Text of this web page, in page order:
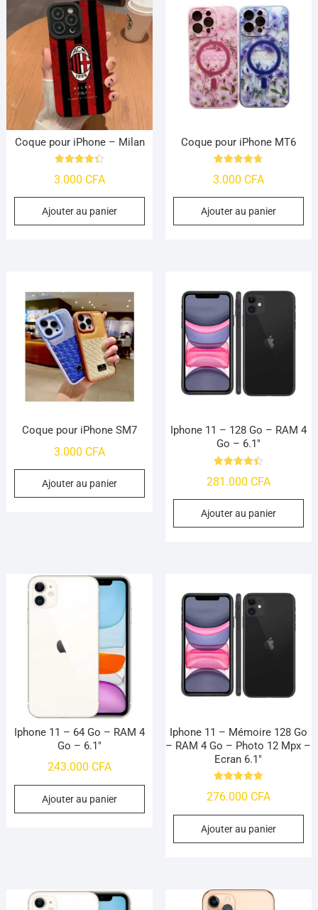
Coque pour iPhone – Milan
4.39
3.000 CFA
Ajouter au panier
Coque pour iPhone MT6
4.78
3.000 CFA
Ajouter au panier
Coque pour iPhone SM7
3.000 CFA
Ajouter au panier
Iphone 11 – 128 Go – RAM 4
Go – 6.1″
4.48
281.000 CFA
Ajouter au panier
Iphone 11 – 64 Go – RAM 4
Go – 6.1″
243.000 CFA
Ajouter au panier
Iphone 11 – Mémoire 128 Go
– RAM 4 Go – Photo 12 Mpx –
Ecran 6.1″
4.95
276.000 CFA
Ajouter au panier